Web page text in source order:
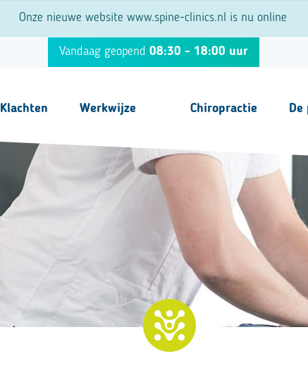
Onze nieuwe website www.spine-clinics.nl is nu online
Vandaag geopend 08:30 - 18:00 uur
Klachten Werkwijze
Stap voor Stap
Behandelingen
Fysiotherapie
Shockwave therapie
NESA therapie
4D rugscan
Chiropractie